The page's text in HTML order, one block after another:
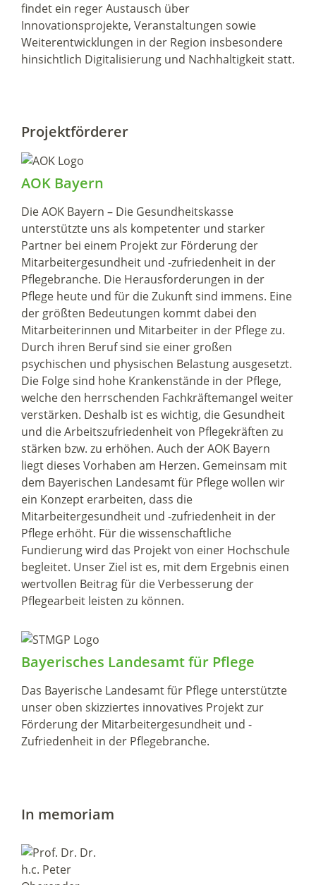
findet ein reger Austausch über
Innovationsprojekte, Veranstaltungen sowie
Weiterentwicklungen in der Region insbesondere
hinsichtlich Digitalisierung und Nachhaltigkeit statt.
Projektförderer
AOK Bayern
Die AOK Bayern – Die Gesundheitskasse
unterstützte uns als kompetenter und starker
Partner bei einem Projekt zur Förderung der
Mitarbeitergesundheit und -zufriedenheit in der
Pflegebranche. Die Herausforderungen in der
Pflege heute und für die Zukunft sind immens. Eine
der größten Bedeutungen kommt dabei den
Mitarbeiterinnen und Mitarbeiter in der Pflege zu.
Durch ihren Beruf sind sie einer großen
psychischen und physischen Belastung ausgesetzt.
Die Folge sind hohe Krankenstände in der Pflege,
welche den herrschenden Fachkräftemangel weiter
verstärken. Deshalb ist es wichtig, die Gesundheit
und die Arbeitszufriedenheit von Pflegekräften zu
stärken bzw. zu erhöhen. Auch der AOK Bayern
liegt dieses Vorhaben am Herzen. Gemeinsam mit
dem Bayerischen Landesamt für Pflege wollen wir
ein Konzept erarbeiten, dass die
Mitarbeitergesundheit und -zufriedenheit in der
Pflege erhöht. Für die wissenschaftliche
Fundierung wird das Projekt von einer Hochschule
begleitet. Unser Ziel ist es, mit dem Ergebnis einen
wertvollen Beitrag für die Verbesserung der
Pflegearbeit leisten zu können.
Bayerisches Landesamt für Pflege
Das Bayerische Landesamt für Pflege unterstützte
unser oben skizziertes innovatives Projekt zur
Förderung der Mitarbeitergesundheit und -
Zufriedenheit in der Pflegebranche.
In memoriam